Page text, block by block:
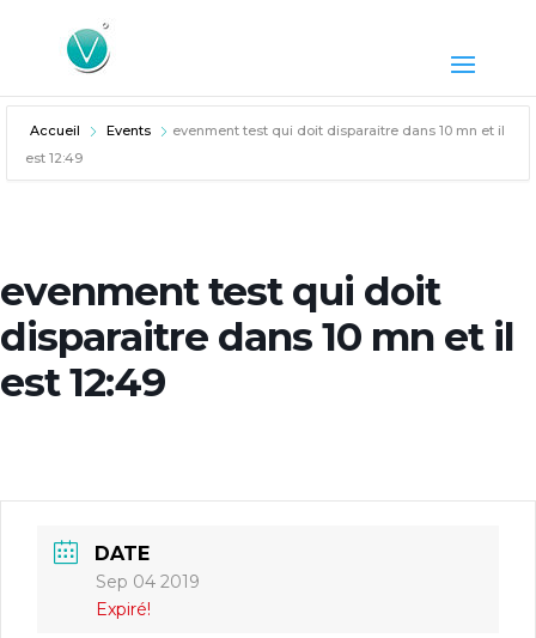
Accueil Events
evenment test qui doit disparaitre dans 10 mn et il
est 12:49
evenment test qui doit
disparaitre dans 10 mn et il
est 12:49
DATE
Sep 04 2019
Expiré!